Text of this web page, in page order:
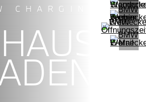
CHARGING